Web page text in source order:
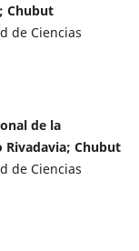
Chubut
de Ciencias
de la
Rivadavia; Chubut
de Ciencias